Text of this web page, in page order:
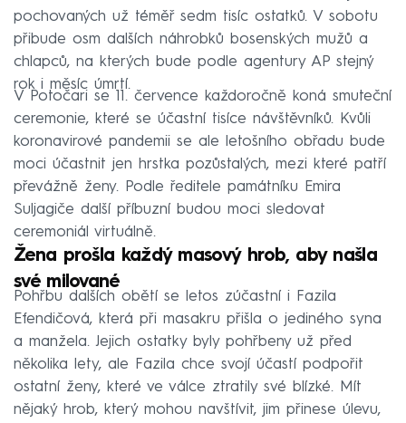
pochovaných už téměř sedm tisíc ostatků. V sobotu
přibude osm dalších náhrobků bosenských mužů a
chlapců, na kterých bude podle agentury AP stejný
rok i měsíc úmrtí.
V Potočari se 11. července každoročně koná smuteční
ceremonie, které se účastní tisíce návštěvníků. Kvůli
koronavirové pandemii se ale letošního obřadu bude
moci účastnit jen hrstka pozůstalých, mezi které patří
převážně ženy. Podle ředitele památníku Emira
Suljagiče další příbuzní budou moci sledovat
ceremoniál virtuálně.
Žena prošla každý masový hrob, aby našla
své milované
Pohřbu dalších obětí se letos zúčastní i Fazila
Efendičová, která při masakru přišla o jediného syna
a manžela. Jejich ostatky byly pohřbeny už před
několika lety, ale Fazila chce svojí účastí podpořit
ostatní ženy, které ve válce ztratily své blízké. Mít
nějaký hrob, který mohou navštívit, jim přinese úlevu,